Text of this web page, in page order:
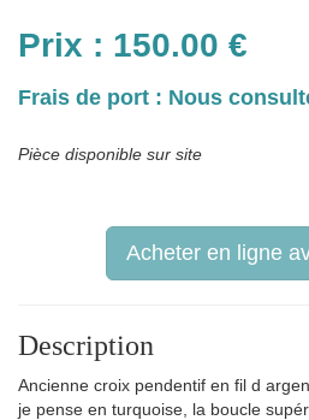
Prix : 150.00 €
Frais de port : Nous
Pièce disponible sur site
Acheter en ligne
Description
Ancienne croix pendentif en fil d
je pense en turquoise, la boucle